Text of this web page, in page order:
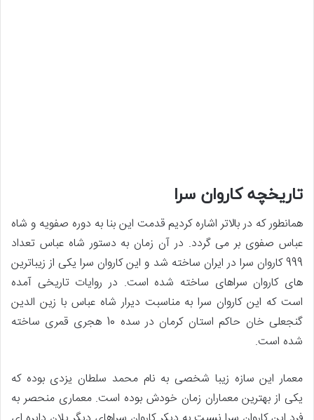
تاریخچه کاروان سرا
همانطور که در بالاتر اشاره کردیم قدمت این بنا به دوره صفویه و شاه
عباس صفوی بر می گردد. در آن زمان به دستور شاه عباس تعداد
999 کاروان سرا در ایران ساخته شد و این کاروان سرا یکی از زیباترین
های کاروان سراهای ساخته شده است. در روایات تاریخی آمده
است که این کاروان سرا به مناسبت دیرار شاه عباس با زین الدین
گنجعلی خان حاکم استان کرمان در سده 10 هجری قمری ساخته
شده است.
معمار این سازه زیبا شخصی به نام محمد سلطان یزدی بوده که
یکی از بهترین معماران زمان خودش بوده است. معماری منحصر به